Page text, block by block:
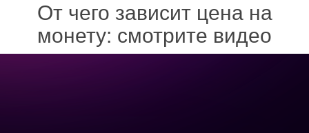
От чего зависит цена на
монету: смотрите видео